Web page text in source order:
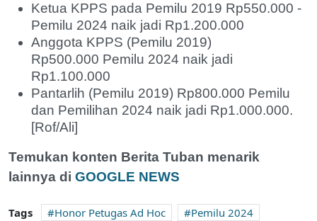
Ketua KPPS pada Pemilu 2019 Rp550.000 -
Pemilu 2024 naik jadi Rp1.200.000
Anggota KPPS (Pemilu 2019)
Rp500.000 Pemilu 2024 naik jadi
Rp1.100.000
Pantarlih (Pemilu 2019) Rp800.000 Pemilu
dan Pemilihan 2024 naik jadi Rp1.000.000.
[Rof/Ali]
Temukan konten Berita Tuban menarik
lainnya di GOOGLE NEWS
Tags Honor Petugas Ad Hoc Pemilu 2024